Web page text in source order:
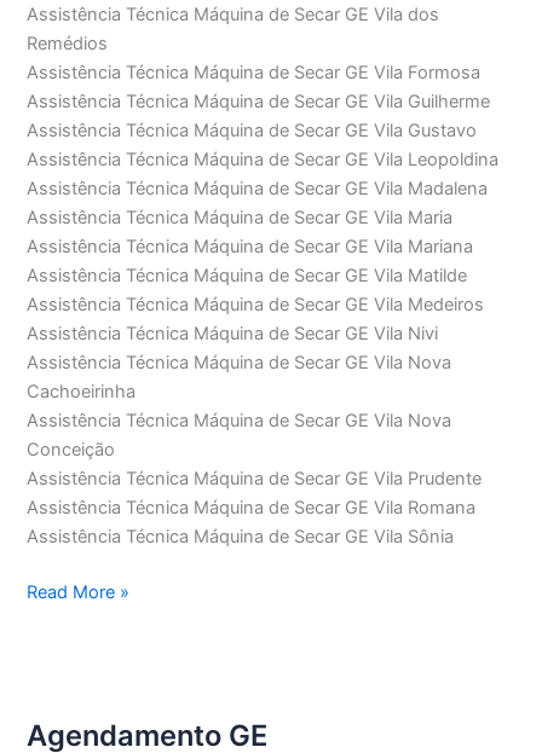
Assistência Técnica Máquina de Secar GE Vila dos
Remédios
Assistência Técnica Máquina de Secar GE Vila Formosa
Assistência Técnica Máquina de Secar GE Vila Guilherme
Assistência Técnica Máquina de Secar GE Vila Gustavo
Assistência Técnica Máquina de Secar GE Vila Leopoldina
Assistência Técnica Máquina de Secar GE Vila Madalena
Assistência Técnica Máquina de Secar GE Vila Maria
Assistência Técnica Máquina de Secar GE Vila Mariana
Assistência Técnica Máquina de Secar GE Vila Matilde
Assistência Técnica Máquina de Secar GE Vila Medeiros
Assistência Técnica Máquina de Secar GE Vila Nivi
Assistência Técnica Máquina de Secar GE Vila Nova
Cachoeirinha
Assistência Técnica Máquina de Secar GE Vila Nova
Conceição
Assistência Técnica Máquina de Secar GE Vila Prudente
Assistência Técnica Máquina de Secar GE Vila Romana
Assistência Técnica Máquina de Secar GE Vila Sônia
Assistência
GE
Read More »
Agendamento GE